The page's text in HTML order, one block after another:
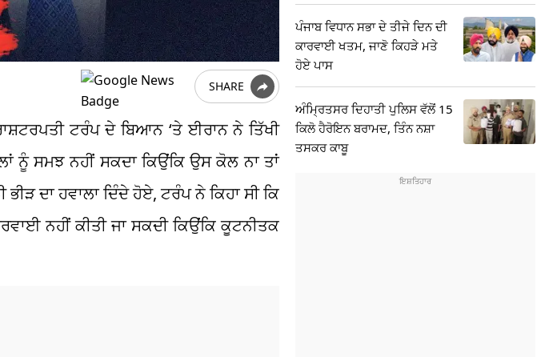
SHARE
ਟਰੰਪ ਦੇ ਬਿਆਨ ‘ਤੇ ਈਰਾਨ ਨੇ ਤਿੱਖੀ
ਨੂੰ ਸਮਝ ਨਹੀਂ ਸਕਦਾ ਕਿਉਂਕਿ ਉਸ ਕੋਲ ਨਾ ਤਾਂ
ਦਾ ਹਵਾਲਾ ਦਿੰਦੇ ਹੋਏ, ਟਰੰਪ ਨੇ ਕਿਹਾ ਸੀ ਕਿ
ਨਹੀਂ ਕੀਤੀ ਜਾ ਸਕਦੀ ਕਿਉਂਕਿ ਕੂਟਨੀਤਕ
ਪੰਜਾਬ ਵਿਧਾਨ ਸਭਾ ਦੇ ਤੀਜੇ ਦਿਨ ਦੀ
ਕਾਰਵਾਈ ਖਤਮ, ਜਾਣੋ ਕਿਹੜੇ ਮਤੇ
ਹੋਏ ਪਾਸ
ਅੰਮ੍ਰਿਤਸਰ ਦਿਹਾਤੀ ਪੁਲਿਸ ਵੱਲੋਂ 15
ਕਿਲੋ ਹੈਰੋਇਨ ਬਰਾਮਦ, ਤਿੰਨ ਨਸ਼ਾ
ਤਸਕਰ ਕਾਬੂ